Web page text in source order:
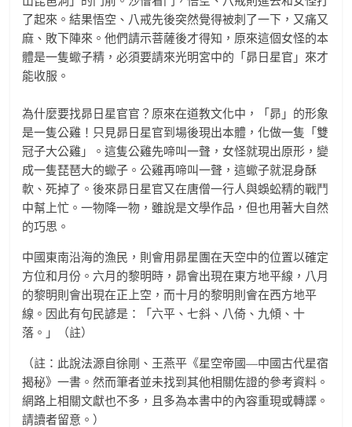
了起來。結果悟空、八戒先後突然覺得被刺了一下，又痛又
麻、敗下陣來。他們請示菩薩後才得知，原來這個女怪的本
體是一隻蠍子精，必須要請來光明宮中的「昴日星官」來才
能收服。
為什麼要找昴日星官官？原來在道教文化中，「昴」的形象
是一隻公雞！只見昴日星官到場後現出本體，化做一隻「雙
冠子大公雞」。這隻公雞先啼叫一聲，女怪就現出原形，變
成一隻琵琶大的蠍子。公雞再啼叫一聲，這蠍子就混身酥
軟、死掉了。後來昴日星官又在唐僧一行人與蜈蚣精的戰鬥
中幫上忙。一物降一物，雖說是文學作品，但也用著大自然
的巧思。
中國東南沿海的漁民，則會用昴星團在天空中的位置以確定
方位和月份。六月的黎明時，昴會出現在東方地平線，八月
的黎明則會出現在正上空，而十月的黎明則會在西方地平
線。因此有句民諺是：「六平、七斜、八倚、九傾、十
落。」（註）
（註：此說法源自徐剛、王燕平《星空帝國—中國古代星宿
揭秘》一書。然而筆者並未找到其他相關佐證的參考資料。
網路上相關文獻也不多，且多為本書中的內容重現或轉譯。
請讀者留意。）